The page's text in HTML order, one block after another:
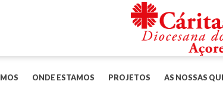
ONDE ESTAMOS PROJETOS AS NOSSAS